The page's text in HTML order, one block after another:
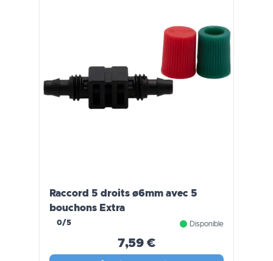
Raccord 5 droits ø6mm avec 5
bouchons Extra
0/5 Disponible
7,59 €